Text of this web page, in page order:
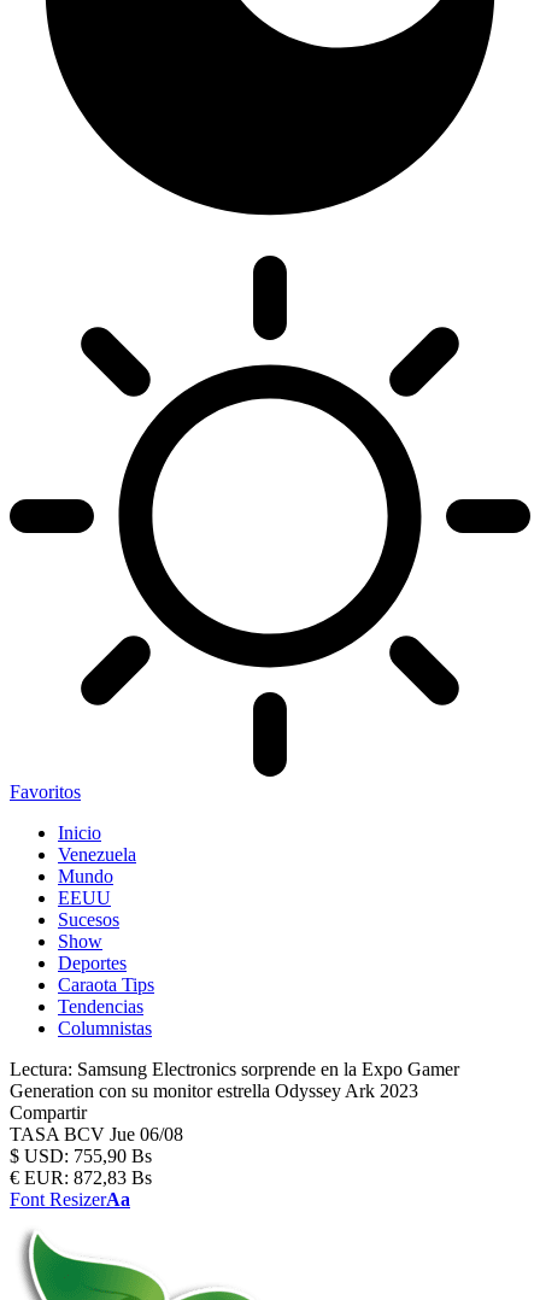
Favoritos
Inicio
Venezuela
Mundo
EEUU
Sucesos
Show
Deportes
Caraota Tips
Tendencias
Columnistas
Lectura: Samsung Electronics sorprende en la Expo Gamer
Generation con su monitor estrella Odyssey Ark 2023
Compartir
TASA BCV Jue 06/08
$ USD: 755,90 Bs
€ EUR: 872,83 Bs
Font ResizerAa